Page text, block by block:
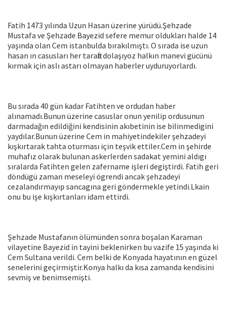
Fatih 1473 yılında Uzun Hasan üzerine yürüdü.Şehzade
Mustafa ve Şehzade Bayezid sefere memur oldukları halde 14
yaşında olan Cem istanbulda bırakılmıştı. O sırada ise uzun
hasan ın casusları her tarafta dolaşıyoz halkın manevi gücünü
kırmak için aslı astarı olmayan haberler uyduruyorlardı.
Bu sırada 40 gün kadar Fatihten ve ordudan haber
alınamadı.Bunun üzerine casuslar onun yenilip ordusunun
darmadağın edildiğini kendisinin akıbetinin ise bilinmedigini
yaydılar.Bunun üzerine Cem in mahiyetindekiler şehzadeyi
kışkırtarak tahta oturması için teşvik ettiler.Cem in şehirde
muhafız olarak bulunan askerlerden sadakat yemini aldıgı
sıralarda Fatihten gelen zafername işleri degiştirdi. Fatih geri
döndügü zaman meseleyi ögrendi ancak şehzadeyi
cezalandırmayıp sancagına geri göndermekle yetindi.Lkain
onu bu işe kışkırtanları idam ettirdi.
Şehzade Mustafanın ölümünden sonra boşalan Karaman
vilayetine Bayezid in tayini beklenirken bu vazife 15 yaşında ki
Cem Sultana verildi. Cem belki de Konyada hayatının en güzel
senelerini geçirmiştir.Konya halkı da kısa zamanda kendisini
sevmiş ve benimsemişti.